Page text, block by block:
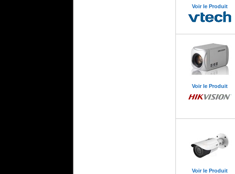
Voir le Produit
Voir le Produit
Voir le Produit